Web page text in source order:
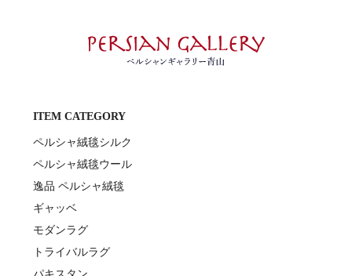
ITEM CATEGORY
ペルシャ絨毯シルク
ペルシャ絨毯ウール
逸品 ペルシャ絨毯
ギャッベ
モダンラグ
トライバルラグ